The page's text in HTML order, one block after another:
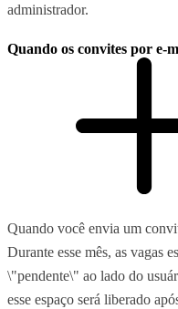
administrador.
Quando os convites por e-
Quando você envia um
Durante esse mês, as vagas
\"pendente\" ao lado do
esse espaço será liberado